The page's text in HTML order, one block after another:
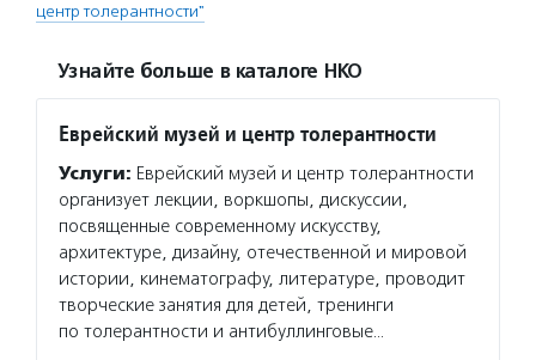
центр толерантности"
Узнайте больше в каталоге НКО
Еврейский музей и центр толерантности
Услуги: Еврейский музей и центр толерантности
организует лекции, воркшопы, дискуссии,
посвященные современному искусству,
архитектуре, дизайну, отечественной и мировой
истории, кинематографу, литературе, проводит
творческие занятия для детей, тренинги
по толерантности и антибуллинговые…